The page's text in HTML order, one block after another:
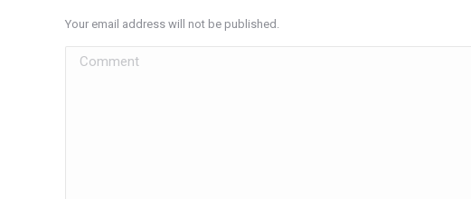
Your email address will not be published.
Comment